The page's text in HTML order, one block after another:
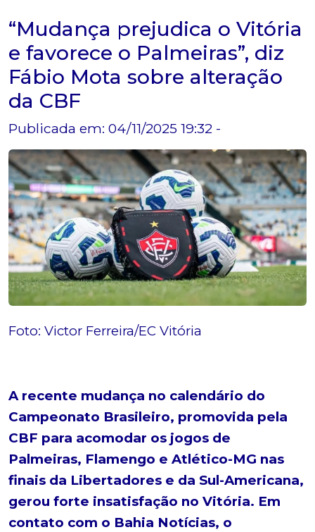
“Mudança prejudica o Vitória
e favorece o Palmeiras”, diz
Fábio Mota sobre alteração
da CBF
Publicada em: 04/11/2025 19:32 -
Foto: Victor Ferreira/EC Vitória
A recente mudança no calendário do
Campeonato Brasileiro, promovida pela
CBF para acomodar os jogos de
Palmeiras, Flamengo e Atlético-MG nas
finais da Libertadores e da Sul-Americana,
gerou forte insatisfação no Vitória. Em
contato com o Bahia Notícias, o